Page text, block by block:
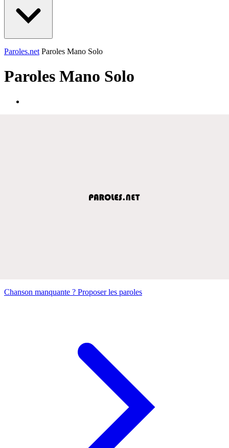
Paroles.net Paroles Mano Solo
Paroles Mano Solo
Chanson manquante ? Proposer les paroles